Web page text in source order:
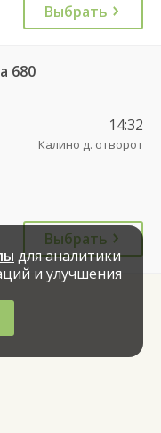
Выбрать
680
14:32
Калино д. отворот
Выбрать
для аналитики
и улучшения